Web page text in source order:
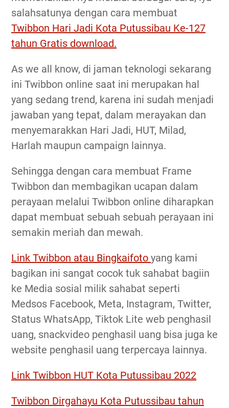
salahsatunya dengan cara membuat
Twibbon Hari Jadi Kota Putussibau Ke-127
tahun Gratis download.
As we all know, di jaman teknologi sekarang
ini Twibbon online saat ini merupakan hal
yang sedang trend, karena ini sudah menjadi
jawaban yang tepat, dalam merayakan dan
menyemarakkan Hari Jadi, HUT, Milad,
Harlah maupun campaign lainnya.
Sehingga dengan cara membuat Frame
Twibbon dan membagikan ucapan dalam
perayaan melalui Twibbon online diharapkan
dapat membuat sebuah sebuah perayaan ini
semakin meriah dan mewah.
Link Twibbon atau Bingkaifoto yang kami
bagikan ini sangat cocok tuk sahabat bagiin
ke Media sosial milik sahabat seperti
Medsos Facebook, Meta, Instagram, Twitter,
Status WhatsApp, Tiktok Lite web penghasil
uang, snackvideo penghasil uang bisa juga ke
website penghasil uang terpercaya lainnya.
Link Twibbon HUT Kota Putussibau 2022
Twibbon Dirgahayu Kota Putussibau tahun